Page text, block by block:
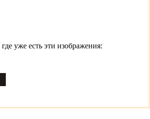
уже есть эти изображения: